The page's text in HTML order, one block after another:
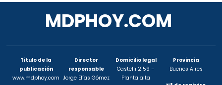
MDPHOY.COM
Titulo de la
publicación
www.mdphoy.com
Director
responsable
Jorge Elías Gómez
Domicilio legal
Castelli 2159 –
Planta alta
Provincia
Buenos Aires